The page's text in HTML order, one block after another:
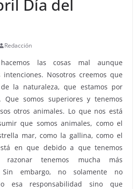
Día del
Redacción
las cosas mal aunque
intenciones. Nosotros creemos que
la naturaleza, que estamos por
Que somos superiores y tenemos
otros animales. Lo que nos está
que somos animales, como el
mar, como la gallina, como el
en que debido a que tenemos
razonar tenemos mucha más
Sin embargo, no solamente no
esa responsabilidad sino que